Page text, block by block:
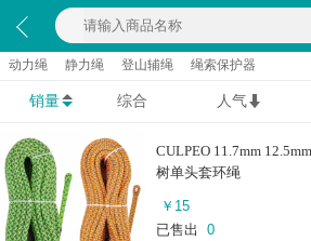
动力绳 静力绳 登山辅绳 绳索保护器
销量 综合 人气
CULPEO 11.7mm
树单头套环绳
￥ 15
已售出
0